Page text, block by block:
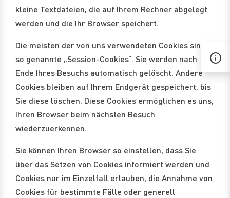
kleine Textdateien, die auf Ihrem Rechner abgelegt
werden und die Ihr Browser speichert.
Die meisten der von uns verwendeten Cookies sind
so genannte „Session-Cookies“. Sie werden nach
Ende Ihres Besuchs automatisch gelöscht. Andere
Cookies bleiben auf Ihrem Endgerät gespeichert, bis
Sie diese löschen. Diese Cookies ermöglichen es uns,
Ihren Browser beim nächsten Besuch
wiederzuerkennen.
Sie können Ihren Browser so einstellen, dass Sie
über das Setzen von Cookies informiert werden und
Cookies nur im Einzelfall erlauben, die Annahme von
Cookies für bestimmte Fälle oder generell